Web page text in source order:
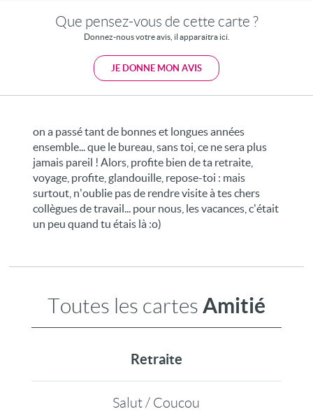
Que pensez-vous de cette carte ?
Donnez-nous votre avis, il apparaitra ici.
JE DONNE MON AVIS
on a passé tant de bonnes et longues années
ensemble... que le bureau, sans toi, ce ne sera plus
jamais pareil ! Alors, profite bien de ta retraite,
voyage, profite, glandouille, repose-toi : mais
surtout, n'oublie pas de rendre visite à tes chers
collègues de travail... pour nous, les vacances, c'était
un peu quand tu étais là :o)
Toutes les cartes Amitié
Retraite
Salut / Coucou